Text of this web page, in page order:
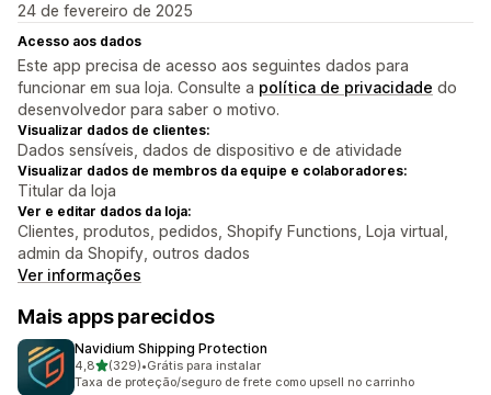
24 de fevereiro de 2025
Acesso aos dados
Este app precisa de acesso aos seguintes dados para
funcionar em sua loja. Consulte a política de privacidade do
desenvolvedor para saber o motivo.
Visualizar dados de clientes:
Dados sensíveis, dados de dispositivo e de atividade
Visualizar dados de membros da equipe e colaboradores:
Titular da loja
Ver e editar dados da loja:
Clientes, produtos, pedidos, Shopify Functions, Loja virtual,
admin da Shopify, outros dados
Ver informações
Mais apps parecidos
Navidium Shipping Protection
4,8de 5 estrelas
(329)
329 avaliações ao todo
•Grátis para instalar
Taxa de proteção/seguro de frete como upsell no carrinho